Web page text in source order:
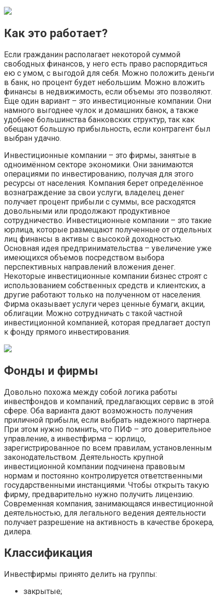
Как это работает?
Если гражданин располагает некоторой суммой
свободных финансов, у него есть право распорядиться
ею с умом, с выгодой для себя. Можно положить деньги
в банк, но процент будет небольшим. Можно вложить
финансы в недвижимость, если объемы это позволяют.
Еще один вариант – это инвестиционные компании. Они
намного выгоднее чулок и домашних банок, а также
удобнее большинства банковских структур, так как
обещают большую прибыльность, если контрагент был
выбран удачно.
Инвестиционные компании – это фирмы, занятые в
одноимённом секторе экономики. Они занимаются
операциями по инвестированию, получая для этого
ресурсы от населения. Компания берет определённое
вознаграждение за свои услуги, владелец денег
получает процент прибыли с суммы, все расходятся
довольными или продолжают продуктивное
сотрудничество. Инвестиционные компании – это такие
юрлица, которые размещают полученные от отдельных
лиц финансы в активы с высокой доходностью.
Основная идея предпринимательства – увеличение уже
имеющихся объемов посредством выбора
перспективных направлений вложения денег.
Некоторые инвестиционные компании бизнес строят с
использованием собственных средств и клиентских, а
другие работают только на полученном от населения.
Фирма оказывает услуги через ценные бумаги, акции,
облигации. Можно сотрудничать с такой частной
инвестиционной компанией, которая предлагает доступ
к фонду прямого инвестирования.
Фонды и фирмы
Довольно похожа между собой логика работы
инвестфондов и компаний, предлагающих сервис в этой
сфере. Оба варианта дают возможность получения
приличной прибыли, если выбрать надежного партнера.
При этом нужно помнить, что ПИФ – это доверительное
управление, а инвестфирма – юрлицо,
зарегистрированное по всем правилам, установленным
законодательством. Деятельность крупной
инвестиционной компании подчинена правовым
нормам и постоянно контролируется ответственными
государственными инстанциями. Чтобы открыть такую
фирму, предварительно нужно получить лицензию.
Современная компания, занимающаяся инвестиционной
деятельностью, для легального ведения деятельности
получает разрешение на активность в качестве брокера,
дилера.
Классификация
Инвестфирмы принято делить на группы:
закрытые;